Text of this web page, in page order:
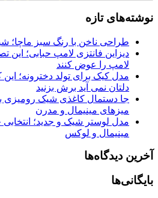
نوشته‌های تازه
طراحی ناخن با رنگ سبز ماچا؛
دیزاین فانتزی لامپ حبابی؛ این
لامپ را عوض کنند
مدل کیک برای تولد دخترونه؛
دلتان نمی آید برش بزنید
جا دستمال کاغذی شیک رومیزی
میزهای مینیمال و مدرن
مدل لوستر شیک و جدید؛
مینیمال و لوکس
آخرین دیدگاه‌ها
بایگانی‌ها